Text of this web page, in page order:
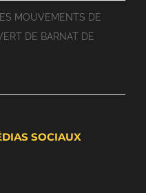
MOUVEMENTS DE
DE BARNAT DE
SOCIAUX